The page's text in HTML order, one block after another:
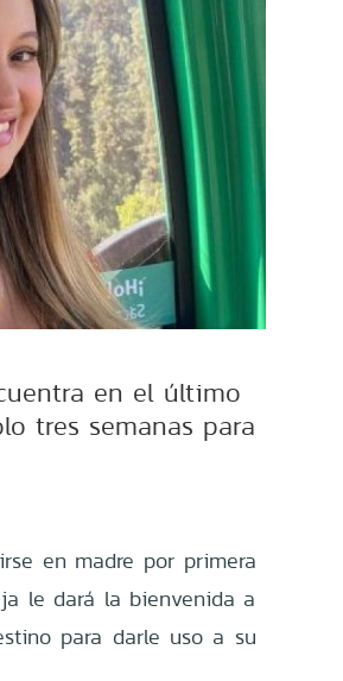
en el último
tres semanas para
en madre por primera
le dará la bienvenida a
para darle uso a su